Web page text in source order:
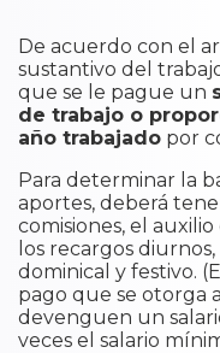
De acuerdo con el
sustantivo del
que se le pague un
de trabajo o
año trabajado por
Para determinar la
aportes, deberá
comisiones, el
los recargos
dominical y festivo.
pago que se otorga
devenguen un
veces el salario